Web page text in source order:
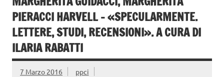
PIERACCI HARVELL – «SPECULARMENTE.
LETTERE, STUDI, RECENSIONI». A CURA DI
ILARIA RABATTI
7 Marzo 2016 ppci